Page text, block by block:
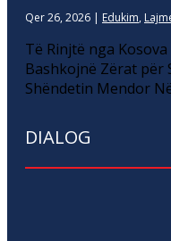
Qer 26, 2026 | Edukim,
Të Rinjtë nga
Bashkojnë Zërat për
Shëndetin Mendor
DIALOG